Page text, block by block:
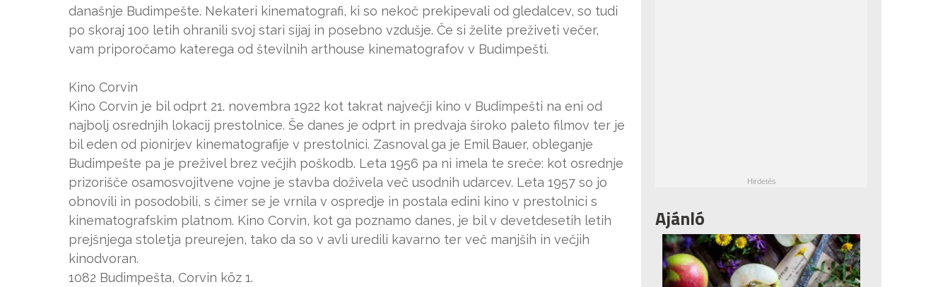
današnje Budimpešte. Nekateri kinematografi, ki so nekoč prekipevali od gledalcev, so tudi
po skoraj 100 letih ohranili svoj stari sijaj in posebno vzdušje. Če si želite preživeti večer,
vam priporočamo katerega od številnih arthouse kinematografov v Budimpešti.
Kino Corvin
Kino Corvin je bil odprt 21. novembra 1922 kot takrat največji kino v Budimpešti na eni od
najbolj osrednjih lokacij prestolnice. Še danes je odprt in predvaja široko paleto filmov ter je
bil eden od pionirjev kinematografije v prestolnici. Zasnoval ga je Emil Bauer, obleganje
Budimpešte pa je preživel brez večjih poškodb. Leta 1956 pa ni imela te sreče: kot osrednje
prizorišče osamosvojitvene vojne je stavba doživela več usodnih udarcev. Leta 1957 so jo
obnovili in posodobili, s čimer se je vrnila v ospredje in postala edini kino v prestolnici s
kinematografskim platnom. Kino Corvin, kot ga poznamo danes, je bil v devetdesetih letih
prejšnjega stoletja preurejen, tako da so v avli uredili kavarno ter več manjših in večjih
kinodvoran.
1082 Budimpešta, Corvin köz 1.
Ajánló